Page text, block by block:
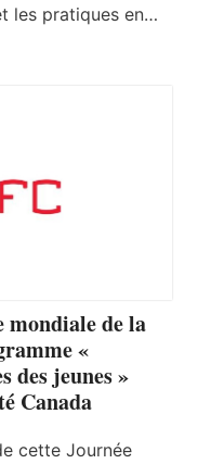
les pratiques en…
mondiale de la
«
des jeunes »
Canada
cette Journée